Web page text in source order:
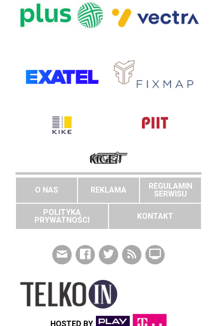
O NAS REKLAMA
REGULAMIN
SERWISU
POLITYKA
PRYWATNOŚCI
KONTAKT
HOSTED BY